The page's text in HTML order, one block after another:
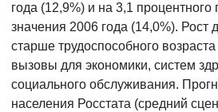
года (12,9%) и на 3,1
значения 2006 года (14,0%). Рост
старше трудоспособного
вызовы для экономики, систем
социального обслуживания.
населения Росстата (средний